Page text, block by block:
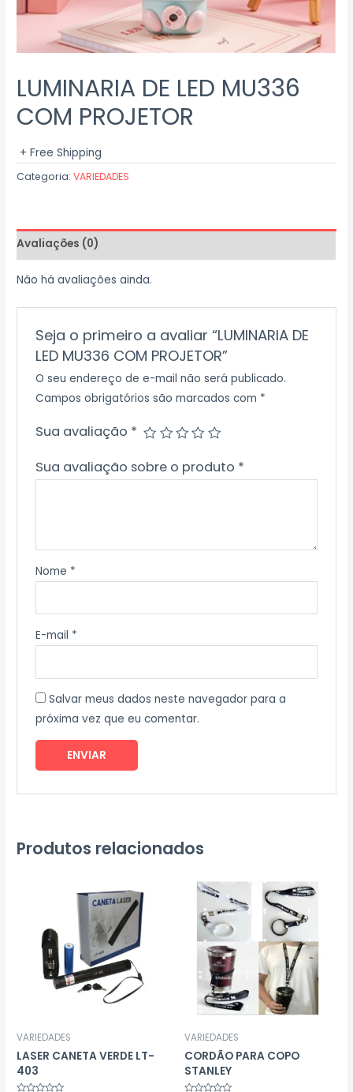
LUMINARIA DE LED MU336
COM PROJETOR
+ Free Shipping
Categoria:VARIEDADES
Avaliações (0)
Não há avaliações ainda.
Seja o primeiro a avaliar “LUMINARIA DE
LED MU336 COM PROJETOR”
O seu endereço de e-mail não será publicado.
Campos obrigatórios são marcados com *
Sua avaliação *
Sua avaliação sobre o produto *
Nome *
E-mail *
Salvar meus dados neste navegador para a
próxima vez que eu comentar.
Produtos relacionados
VARIEDADES
LASER CANETA VERDE LT-
403
VARIEDADES
CORDÃO PARA COPO
STANLEY